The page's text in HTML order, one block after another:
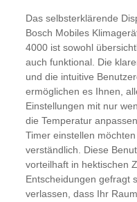
Das selbsterklärende
Bosch Mobiles
4000 ist sowohl
auch funktional. Die
und die intuitive
ermöglichen es Ihnen,
Einstellungen mit nur
die Temperatur
Timer einstellen
verständlich. Diese
vorteilhaft in hektischen
Entscheidungen gefragt
verlassen, dass Ihr